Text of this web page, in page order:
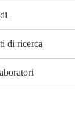
di ricerca